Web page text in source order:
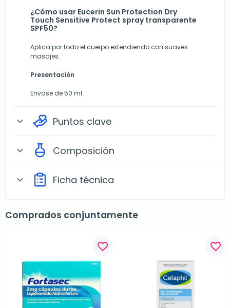
¿Cómo usar Eucerin Sun Protection Dry
Touch Sensitive Protect spray transparente
SPF50?
Aplica por todo el cuerpo extendiendo con suaves
masajes.
Presentación
Envase de 50 ml.
expand_more Puntos clave
expand_more Composición
expand_more Ficha técnica
Comprados conjuntamente
favorite_border favorite_border